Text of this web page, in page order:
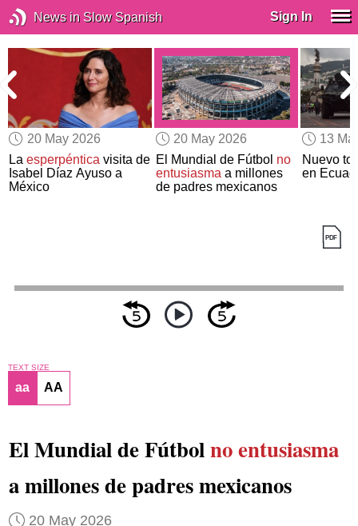
News in Slow Spanish Sign In
20 May 2026
Laesperpéntica visita de
Isabel Díaz Ayuso a
México
20 May 2026
El Mundial de Fútbol no
entusiasmaa millones
de padres mexicanos
13
Nuevo
en
TEXT SIZE
aa AA
El Mundial de Fútbolno entusiasma
a millones de padres mexicanos
20 May 2026